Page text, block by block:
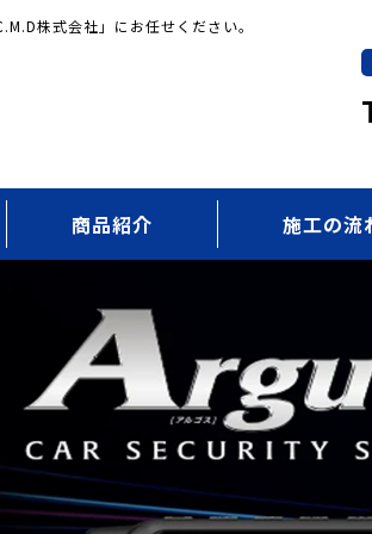
株式会社」にお任せください。
商品紹介 施工の流